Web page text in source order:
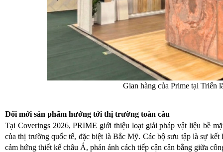
Gian hàng của Prime tại Triển
Đổi mới sản phẩm hướng tới thị trường toàn cầu
Tại Coverings 2026, PRIME giới thiệu loạt giải pháp vật liệu bề
của thị trường quốc tế, đặc biệt là Bắc Mỹ. Các bộ sưu tập là sự kết
cảm hứng thiết kế châu Á, phản ánh cách tiếp cận cân bằng giữa